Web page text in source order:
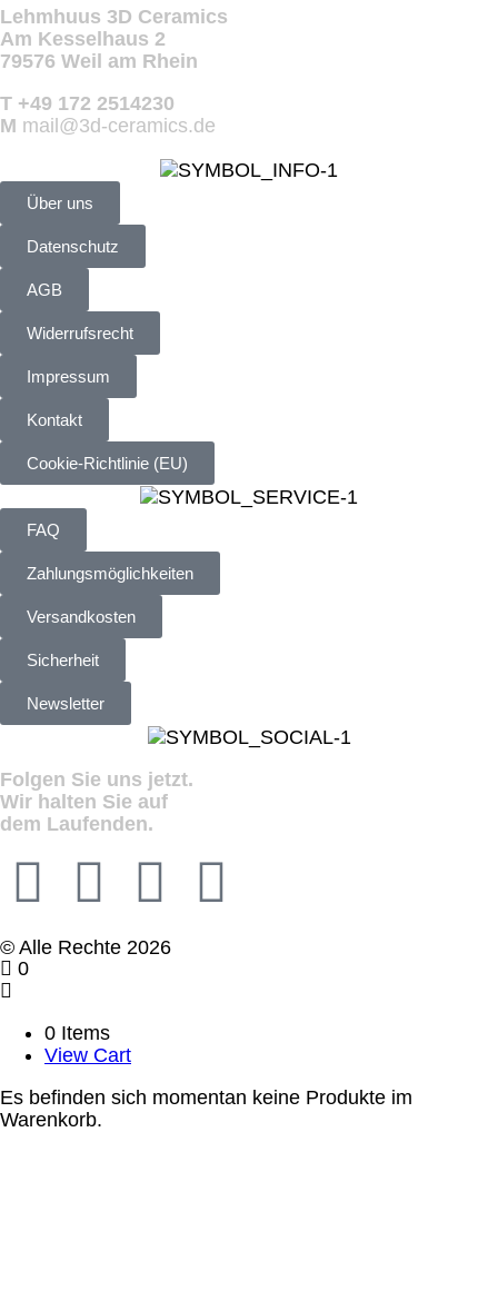
Lehmhuus 3D Ceramics
Am Kesselhaus 2
79576 Weil am Rhein
T +49 172 2514230
M mail@3d-ceramics.de
Über uns
Datenschutz
AGB
Widerrufsrecht
Impressum
Kontakt
Cookie-Richtlinie (EU)
FAQ
Zahlungsmöglichkeiten
Versandkosten
Sicherheit
Newsletter
Folgen Sie uns jetzt.
Wir halten Sie auf
dem Laufenden.
© Alle Rechte 2026
0
0 Items
View Cart
Es befinden sich momentan keine Produkte im
Warenkorb.